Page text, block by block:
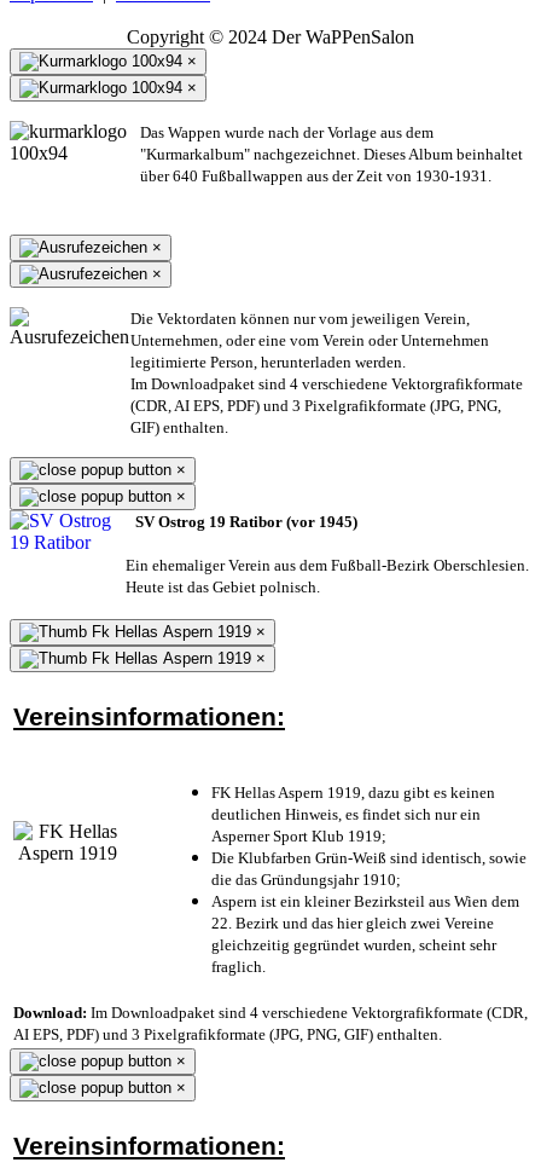
Copyright © 2024 Der WaPPenSalon
×
×
Das Wappen wurde nach der Vorlage aus dem
"Kurmarkalbum" nachgezeichnet. Dieses Album beinhaltet
über 640 Fußballwappen aus der Zeit von 1930-1931.
×
×
Die Vektordaten können nur vom jeweiligen Verein,
Unternehmen, oder eine vom Verein oder Unternehmen
legitimierte Person, herunterladen werden.
Im Downloadpaket sind 4 verschiedene Vektorgrafikformate
(CDR, AI EPS, PDF) und 3 Pixelgrafikformate (JPG, PNG,
GIF) enthalten.
×
×
SV Ostrog 19 Ratibor (vor 1945)
Ein ehemaliger Verein aus dem Fußball-Bezirk Oberschlesien.
Heute ist das Gebiet polnisch.
×
×
Vereinsinformationen:
FK Hellas Aspern 1919, dazu gibt es keinen
deutlichen Hinweis, es findet sich nur ein
Asperner Sport Klub 1919;
Die Klubfarben Grün-Weiß sind identisch, sowie
die das Gründungsjahr 1910;
Aspern ist ein kleiner Bezirksteil aus Wien dem
22. Bezirk und das hier gleich zwei Vereine
gleichzeitig gegründet wurden, scheint sehr
fraglich.
Download: Im Downloadpaket sind 4 verschiedene Vektorgrafikformate (CDR,
AI EPS, PDF) und 3 Pixelgrafikformate (JPG, PNG, GIF) enthalten.
×
×
Vereinsinformationen: